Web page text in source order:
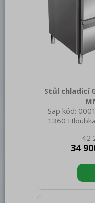
Stůl chladicí
Sap kód:
1360
98.00 Šířka
brutto [mm]:
spotřebiče:
elektrický
1N - 50 Hz
42
34